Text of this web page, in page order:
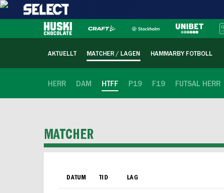
AKTUELLT MATCHER / LAGEN HAMMARBY FOTBOLL
HERR DAM HTFF P19 F19 FUTSAL HERR
MATCHER
DATUM TID LAG